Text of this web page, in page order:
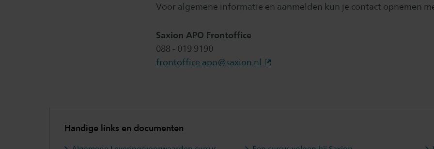
Voor algemene informatie en aanmelden kun je contact opnemen
Saxion APO Frontoffice
088 - 019 9190
frontoffice.apo@saxion.nl
Handige links en documenten